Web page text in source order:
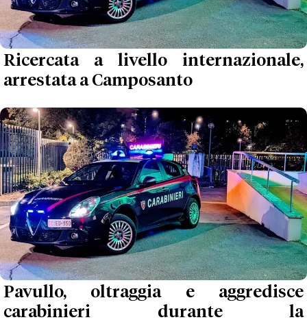
Ricercata a livello internazionale,
arrestata a Camposanto
Pavullo, oltraggia e aggredisce
carabinieri durante la